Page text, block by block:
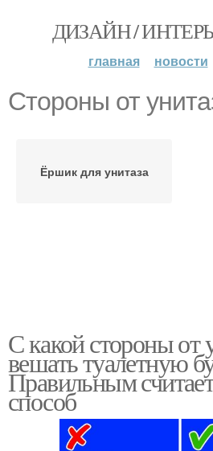
ДИЗАЙН /
главная новости
Стороны от
Ёршик для унитаза
С какой стороны от
вешать туалетную
Правильным
способ